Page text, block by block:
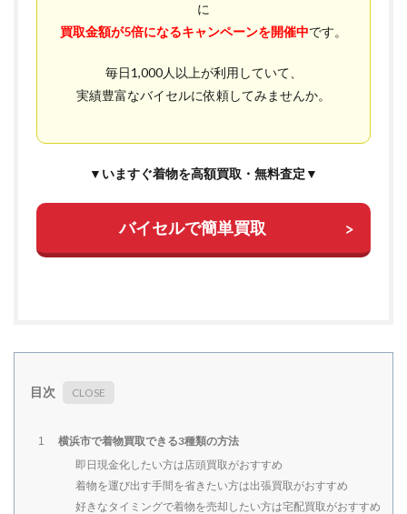
に
買取金額が5倍になるキャンペーンを開催中です。
毎日1,000人以上が利用していて、
実績豊富なバイセルに依頼してみませんか。
▼いますぐ着物を高額買取・無料査定▼
バイセルで簡単買取
目次
1
横浜市で着物買取できる3種類の方法
即日現金化したい方は店頭買取がおすすめ
着物を運び出す手間を省きたい方は出張買取がおすすめ
好きなタイミングで着物を売却したい方は宅配買取がおすすめ